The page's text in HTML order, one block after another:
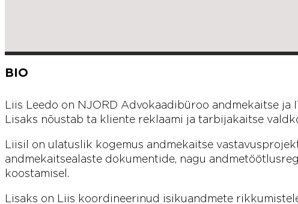
BIO
Liis Leedo on NJORD Advokaadibüroo andmekaitse
Lisaks nõustab ta kliente reklaami ja tarbijakaitse
Liisil on ulatuslik kogemus andmekaitse
andmekaitsealaste dokumentide, nagu
koostamisel.
Lisaks on Liis koordineerinud isikuandmete